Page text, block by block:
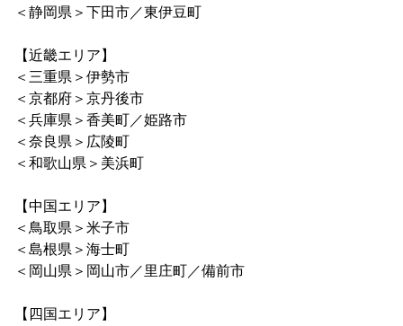
＜静岡県＞下田市／東伊豆町
【近畿エリア】
＜三重県＞伊勢市
＜京都府＞京丹後市
＜兵庫県＞香美町／姫路市
＜奈良県＞広陵町
＜和歌山県＞美浜町
【中国エリア】
＜鳥取県＞米子市
＜島根県＞海士町
＜岡山県＞岡山市／里庄町／備前市
【四国エリア】